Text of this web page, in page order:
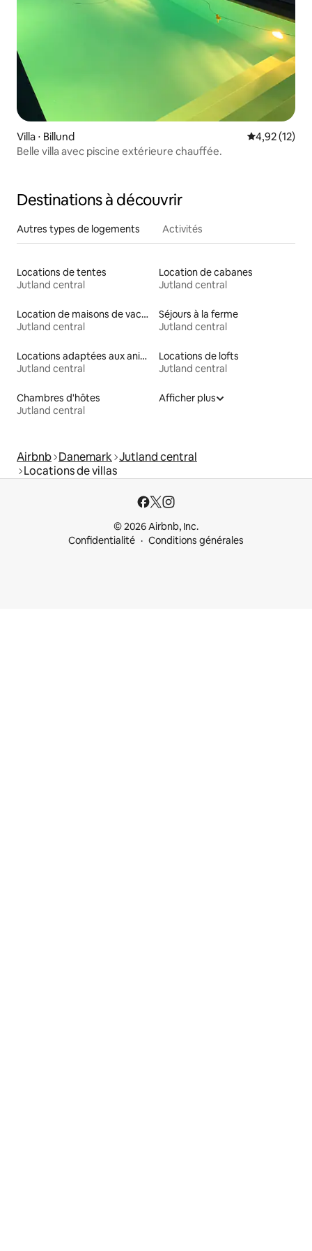
Villa ⋅ Billund Évaluation
4,92 (12)
Belle villa avec piscine extérieure chauffée.
Destinations à découvrir
Autres types de logements Activités
Locations de tentes
Jutland central
Location de cabanes
Jutland central
Location de maisons de vacances
Jutland central
Séjours à la ferme
Jutland central
Locations adaptées aux animaux
Jutland central
Locations de lofts
Jutland central
Chambres d'hôtes
Jutland central
Afficher plus
Airbnb Danemark Jutland central
Locations de villas
© 2026 Airbnb, Inc.
Confidentialité
Conditions générales